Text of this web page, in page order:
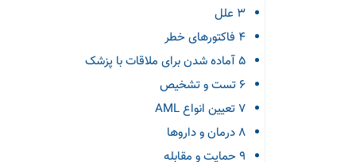
3 علل
4 فاکتورهای خطر
5 آماده شدن برای ملاقات با پزشک
6 تست و تشخیص
7 تعیین انواع AML
8 درمان و داروها
9 حمایت و مقابله